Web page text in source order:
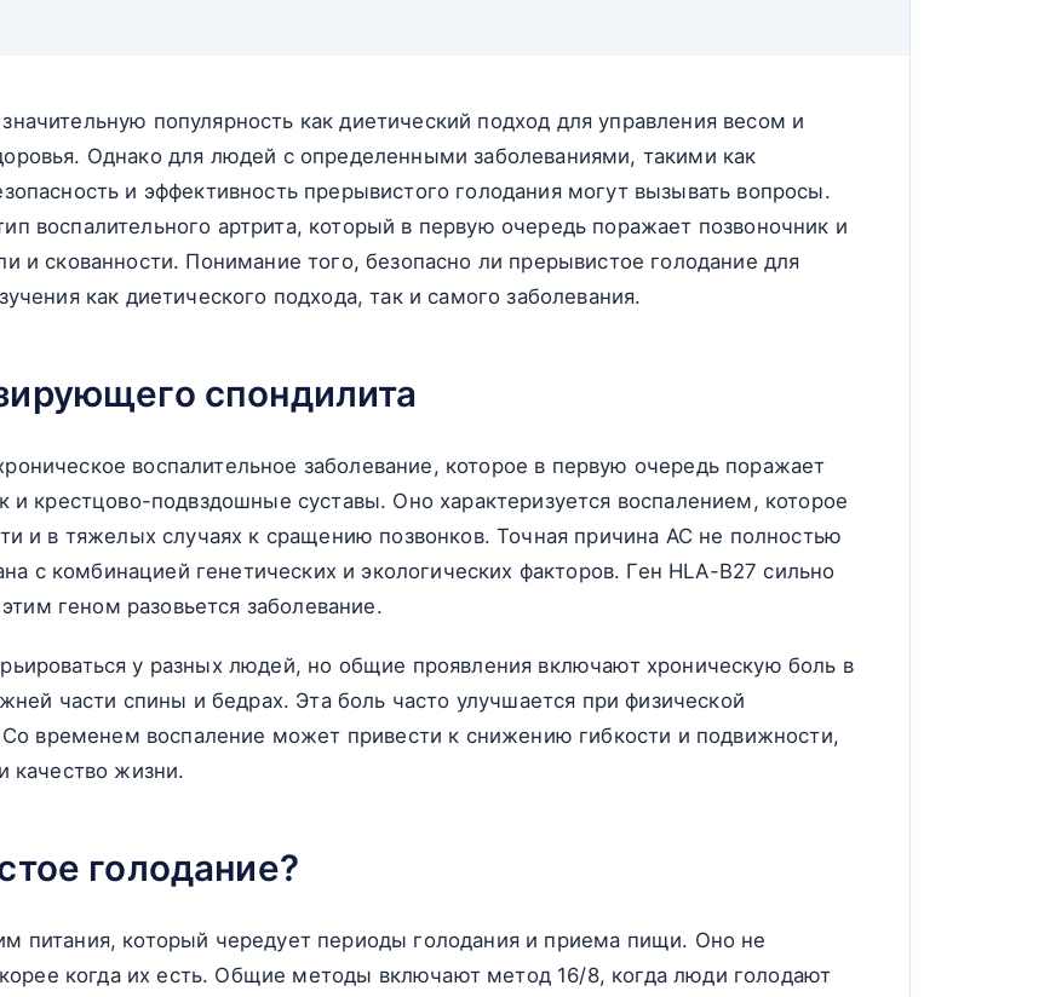
популярность как диетический подход для управления весом и
Однако для людей с определенными заболеваниями, такими как
и эффективность прерывистого голодания могут вызывать вопросы.
воспалительного артрита, который в первую очередь поражает позвоночник и
и скованности. Понимание того, безопасно ли прерывистое голодание для
как диетического подхода, так и самого заболевания.
спондилита
воспалительное заболевание, которое в первую очередь поражает
и крестцово-подвздошные суставы. Оно характеризуется воспалением, которое
и в тяжелых случаях к сращению позвонков. Точная причина АС не полностью
с комбинацией генетических и экологических факторов. Ген HLA-B27 сильно
геном разовьется заболевание.
у разных людей, но общие проявления включают хроническую боль в
части спины и бедрах. Эта боль часто улучшается при физической
Со временем воспаление может привести к снижению гибкости и подвижности,
качество жизни.
голодание?
питания, который чередует периоды голодания и приема пищи. Оно не
когда их есть. Общие методы включают метод 16/8, когда люди голодают